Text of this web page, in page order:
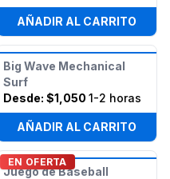
AÑADIR AL CARRITO
Big Wave Mechanical
Surf
Desde: $1,050 1-2 horas
AÑADIR AL CARRITO
EN OFERTA
Juego de Baseball